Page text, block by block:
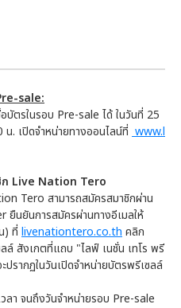
sale:
ตรในรอบ Pre-sale ได้ ในวันที่ 25
. เปิดจำหน่ายทางออนไลน์ที่ www.l
ก Live Nation Tero
Tero สามารถสมัครสมาชิกผ่าน
นยันการสมัครผ่านทางอีเมลให้
) ที่ livenationtero.co.th คลิก
ล์ สังเกตที่แถบ "ไลฟ์ เนชั่น เทโร พรี
รากฏในวันเปิดจำหน่ายบัตรพรีเซลล์
ลา จนถึงวันจำหน่ายรอบ Pre-sale